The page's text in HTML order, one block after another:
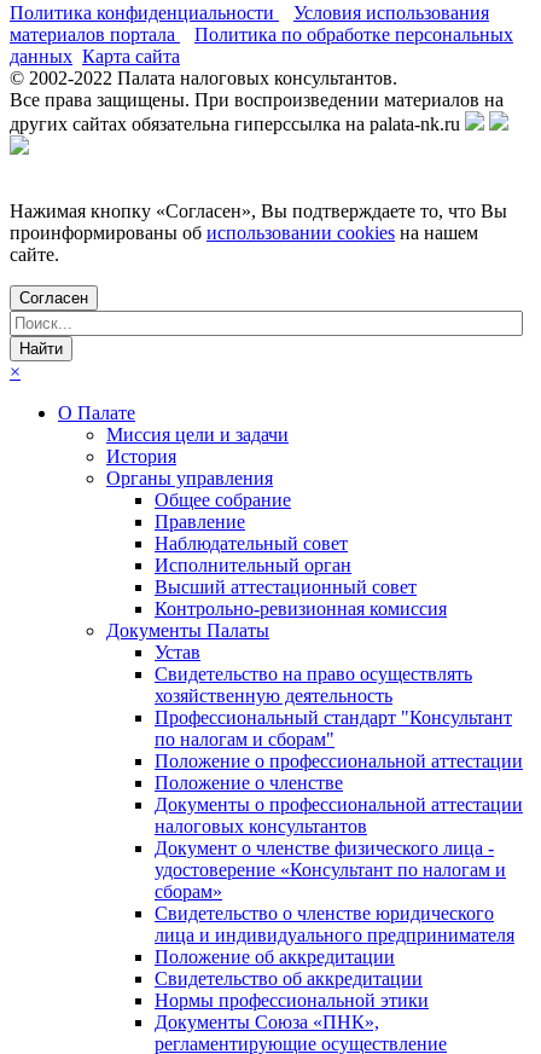
Политика конфиденциальности
Условия использования
материалов портала
Политика по обработке персональных
данных Карта сайта
© 2002-2022 Палата налоговых консультантов.
Все права защищены. При воспроизведении материалов на
других сайтах обязательна гиперссылка на palata-nk.ru
Нажимая кнопку «Согласен», Вы подтверждаете то, что Вы
проинформированы об использовании cookies на нашем
сайте.
Согласен
×
О Палате
Миссия цели и задачи
История
Органы управления
Общее собрание
Правление
Наблюдательный совет
Исполнительный орган
Высший аттестационный совет
Контрольно-ревизионная комиссия
Документы Палаты
Устав
Свидетельство на право осуществлять
хозяйственную деятельность
Профессиональный стандарт "Консультант
по налогам и сборам"
Положение о профессиональной аттестации
Положение о членстве
Документы о профессиональной аттестации
налоговых консультантов
Документ о членстве физического лица -
удостоверение «Консультант по налогам и
сборам»
Свидетельство о членстве юридического
лица и индивидуального предпринимателя
Положение об аккредитации
Свидетельство об аккредитации
Нормы профессиональной этики
Документы Союза «ПНК»,
регламентирующие осуществление